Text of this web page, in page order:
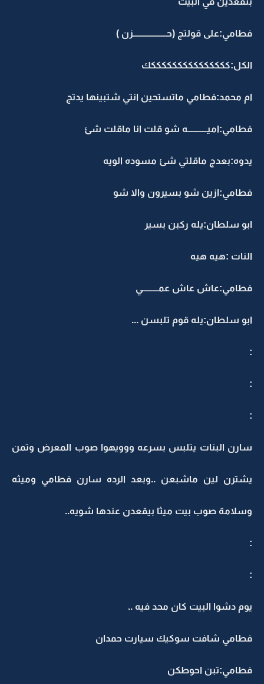
فطامي:على قولتج (حـــــــــــــــــــزن )
الكل:كككككككككككككككك
ام محمد:فطامي ماتستحين انتي شتبينها يدتج
فطامي:اميـــــــــــه شو قلت انا ماقلت شئ
يدوه:بعدج ماقلتي شئ مسوده الويه
فطامي:ازين شو بسيرون والا شو
ابو سلطان:يله ركبن بسير
النات :هيه هيه
فطامي:عاش عاش عمـــــــــي
ابو سلطان:يله قوم تلبسن ...
:
:
:
سارن البنات يتلبس بسرعه ووويهوا صوب المعرض وتمن
يشترن لين ماشبعن ..وبعد الرده سارن فطامي وميثه
وسلامة صوب بيت ميثا بيقعدن عندها شويه..
:
:
يوم دشوا البيت كان محد فيه ..
فطامي شافت سوكيك سيارت حمدان
فطامي:تبن احوطكن